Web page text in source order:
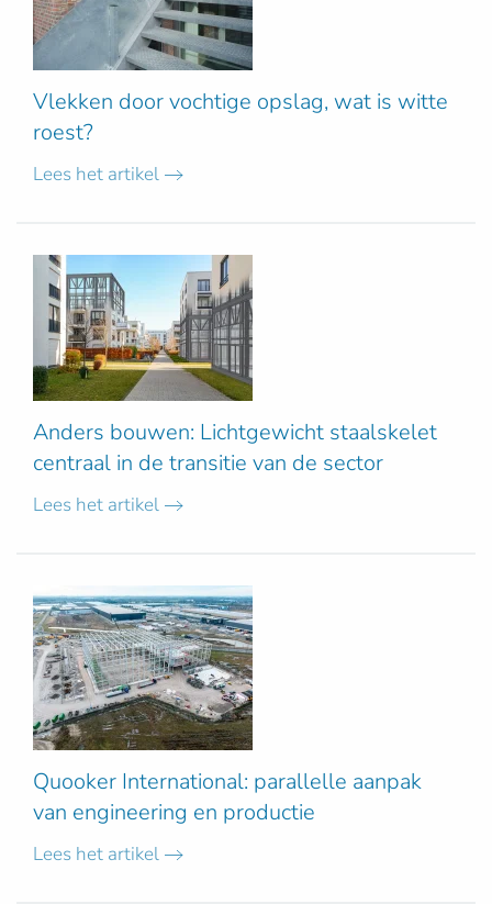
Vlekken door vochtige opslag, wat is witte
roest?
Lees het artikel
Anders bouwen: Lichtgewicht staalskelet
centraal in de transitie van de sector
Lees het artikel
Quooker International: parallelle aanpak
van engineering en productie
Lees het artikel